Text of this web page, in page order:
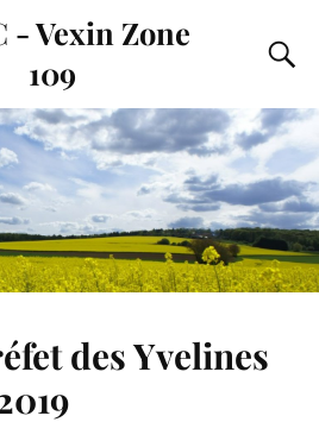
- Vexin Zone
109
des Yvelines